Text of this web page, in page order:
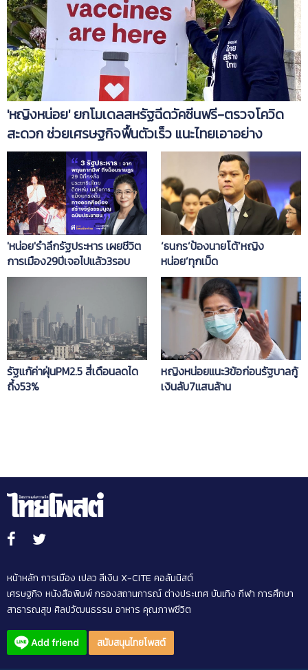
'หญิงหน่อย' ยกโมเดลสหรัฐฉีดวัคซีนฟรี-ตรวจโควิด
สะดวก ช่วยเศรษฐกิจฟื้นตัวเร็ว แนะไทยเอาอย่าง
'หน่อย'รำลึกรัฐประหาร เผยชีวิต
การเมือง29ปีเจอไปแล้ว3รอบ
‘ธนกร’ป้องนายโต้‘หญิง
หน่อย’ทุกเม็ด
รัฐแก้ค่าฝุ่นPM2.5 สี่เดือนลดได
ถึ้ง53%
หญิงหน่อยแนะ3ข้อก่อนรัฐบาลกู้
เงินลับ7แสนล้าน
หน้าหลัก การเมือง เปลว สีเงิน X-CITE คอลัมนิสต์
เศรษฐกิจ หนังสือพิมพ์กรองสถานการณ์ต่างประเทศบันเทิง กีฬา การศึกษา
สาธารณสุข ศิลปวัฒนธรรม อาหาร คุณภาพชีวิต
สนับสนุนไทยโพสต์